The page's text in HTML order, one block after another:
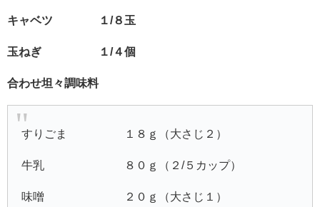
キャベツ １/８玉
玉ねぎ １/４個
合わせ坦々調味料
すりごま １８ｇ（大さじ２）
牛乳 ８０ｇ（２/５カップ）
味噌 ２０ｇ（大さじ１）